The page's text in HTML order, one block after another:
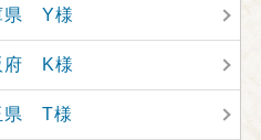
県 Y様
府 K様
県 T様